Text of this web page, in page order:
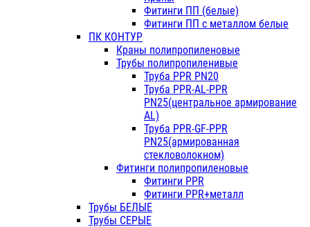
Фитинги ПП (белые)
Фитинги ПП с металлом белые
ПК КОНТУР
Краны полипропиленовые
Трубы полипропиленивые
Труба PPR PN20
Труба PPR-AL-PPR
PN25(центральное армирование
AL)
Труба PPR-GF-PPR
PN25(армированная
стекловолокном)
Фитинги полипропиленовые
Фитинги PPR
Фитинги PPR+металл
Трубы БЕЛЫЕ
Трубы СЕРЫЕ